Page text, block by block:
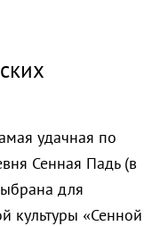
удачная по
Сенная Падь (в
для
культуры «Сенной